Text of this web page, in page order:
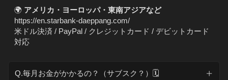
🌍 アメリカ・ヨーロッパ・東南アジアなど
https://en.starbank-daeppang.com/
米ドル決済 / PayPal / クレジットカード / デビットカード
対応
Q.毎月お金がかかるの？（サブスク？）🗓️